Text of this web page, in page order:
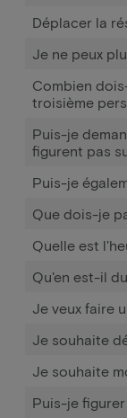
Déplacer la
Je ne peux
Combien
troisième
Puis-je
figurent pas
Puis-je
Que dois-je
Quelle est
Qu'en est-il
Je veux faire
Je souhaite
Je souhaite
Puis-je